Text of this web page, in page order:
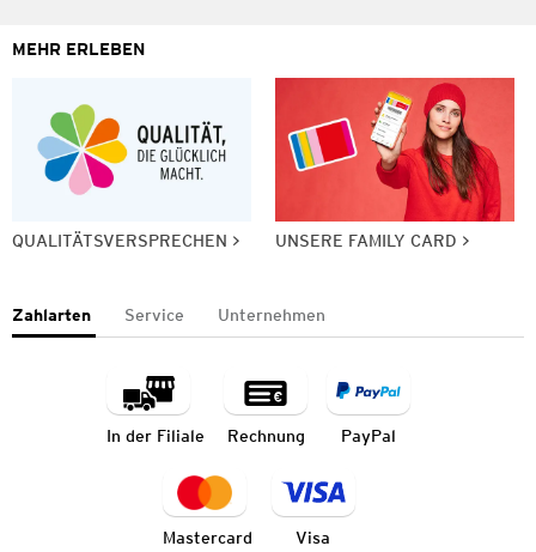
MEHR ERLEBEN
QUALITÄTSVERSPRECHEN UNSERE FAMILY CARD
Zahlarten Service Unternehmen
In der Filiale Rechnung PayPal
Mastercard Visa